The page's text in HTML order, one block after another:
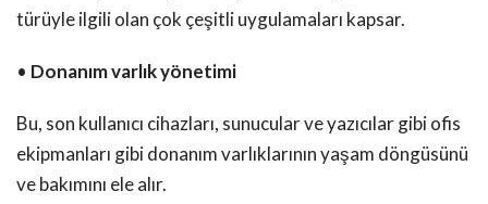
türüyle ilgili olan çok çeşitli uygulamaları kapsar.
• Donanım varlık yönetimi
Bu, son kullanıcı cihazları, sunucular ve yazıcılar gibi ofis
ekipmanları gibi donanım varlıklarının yaşam döngüsünü
ve bakımını ele alır.